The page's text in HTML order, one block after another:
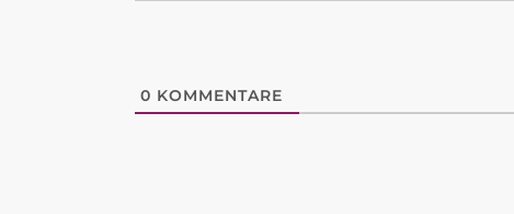
0 KOMMENTARE